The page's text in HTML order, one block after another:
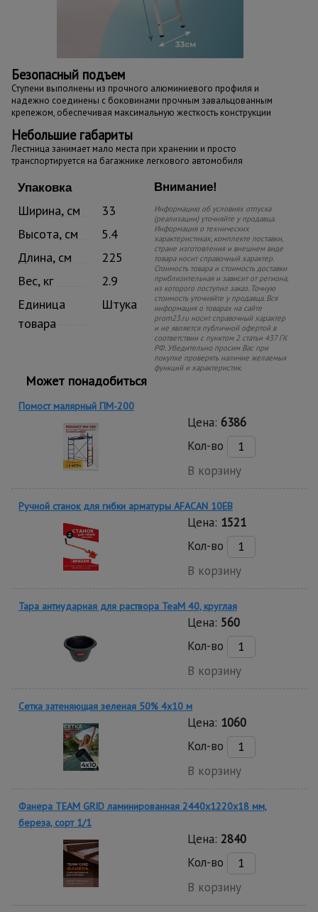
Безопасный подъем
Ступени выполнены из прочного алюминиевого профиля и
надежно соединены с боковинами прочным завальцованным
крепежом, обеспечивая максимальную жесткость конструкции
Небольшие габариты
Лестница занимает мало места при хранении и просто
транспортируется на багажнике легкового автомобиля
Упаковка
Ширина, см
33
Высота, см
5.4
Длина, см
225
Вес, кг
2.9
Единица
товара
Штука
Внимание!
Информацию об условиях отпуска
(реализации) уточняйте у продавца.
Информация о технических
характеристиках, комплекте поставки,
стране изготовления и внешнем виде
товара носит справочный характер.
Стоимость товара и стоимость доставки
приблизительная и зависит от региона,
из которого поступил заказ. Точную
стоимость уточняйте у продавца. Вся
информация о товарах на сайте
prom23.ru носит справочный характер
и не является публичной офертой в
соответствии с пунктом 2 статьи 437 ГК
РФ. Убедительно просим Вас при
покупке проверять наличие желаемых
функций и характеристик.
Может понадобиться
Помост малярный ПМ-200
Цена: 6386
Кол-во
В корзину
Ручной станок для гибки арматуры AFACAN 10EB
Цена: 1521
Кол-во
В корзину
Тара антиударная для раствора TeaM 40, круглая
Цена: 560
Кол-во
В корзину
Сетка затеняющая зеленая 50% 4х10 м
Цена: 1060
Кол-во
В корзину
Фанера TEAM GRID ламинированная 2440х1220х18 мм,
береза, сорт 1/1
Цена: 2840
Кол-во
В корзину